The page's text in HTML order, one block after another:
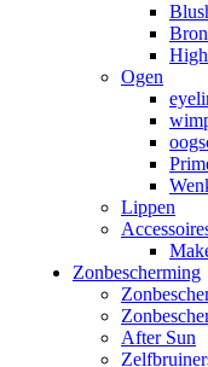
Ogen
Lippen
Zonbescherming
After Sun